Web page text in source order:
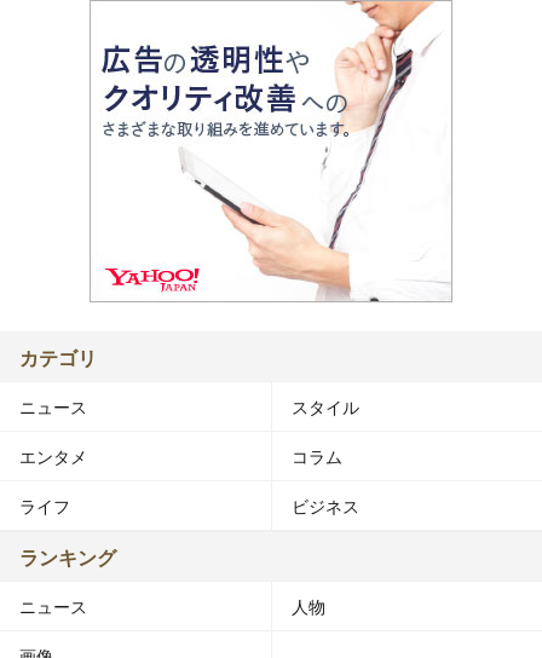
カテゴリ
ニュース スタイル
エンタメ コラム
ライフ ビジネス
ランキング
ニュース 人物